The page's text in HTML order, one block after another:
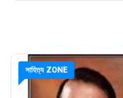
সাহিত্য ZONE